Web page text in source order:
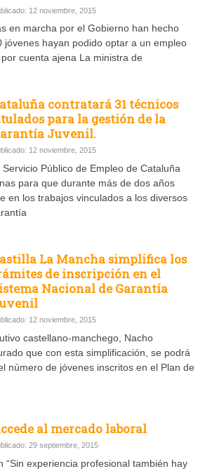
12 noviembre, 2015
en marcha por el Gobierno han hecho
jóvenes hayan podido optar a un empleo
cuenta ajena La ministra de
contratará 31 técnicos
para la gestión de la
Juvenil.
12 noviembre, 2015
Servicio Público de Empleo de Cataluña
para que durante más de dos años
en los trabajos vinculados a los diversos
La Mancha simplifica los
de inscripción en el
Nacional de Garantía
12 noviembre, 2015
castellano-manchego, Nacho
que con esta simplificación, se podrá
número de jóvenes inscritos en el Plan de
al mercado laboral
29 septiembre, 2015
“Sin experiencia profesional también hay